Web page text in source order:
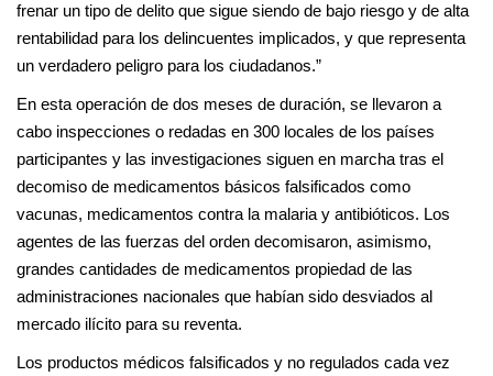
frenar un tipo de delito que sigue siendo de bajo riesgo y de alta
rentabilidad para los delincuentes implicados, y que representa
un verdadero peligro para los ciudadanos.”
En esta operación de dos meses de duración, se llevaron a
cabo inspecciones o redadas en 300 locales de los países
participantes y las investigaciones siguen en marcha tras el
decomiso de medicamentos básicos falsificados como
vacunas, medicamentos contra la malaria y antibióticos. Los
agentes de las fuerzas del orden decomisaron, asimismo,
grandes cantidades de medicamentos propiedad de las
administraciones nacionales que habían sido desviados al
mercado ilícito para su reventa.
Los productos médicos falsificados y no regulados cada vez